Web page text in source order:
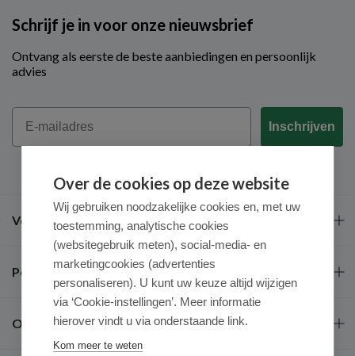
Schrijf je in voor onze nieuwsbrief
Ontvang als eerste de beste aanbiedingen en persoonlijk
advies
Email
Inschrijven
Veel gestelde vragen
Populaire merken
Over ons
Over de cookies op deze website
Wij gebruiken noodzakelijke cookies en, met uw
toestemming, analytische cookies
(websitegebruik meten), social-media- en
marketingcookies (advertenties
personaliseren). U kunt uw keuze altijd wijzigen
via ‘Cookie-instellingen’. Meer informatie
hierover vindt u via onderstaande link.
Kom meer te weten